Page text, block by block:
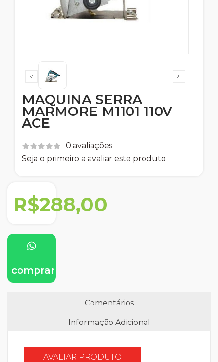
MAQUINA SERRA
MARMORE M1101 110V
ACE
0 avaliações
Seja o primeiro a avaliar este produto
R$288,00
comprar
Comentários
Informação Adicional
AVALIAR PRODUTO